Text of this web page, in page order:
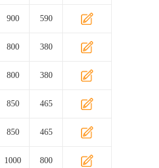
900 590
800 380
800 380
850 465
850 465
1000 800